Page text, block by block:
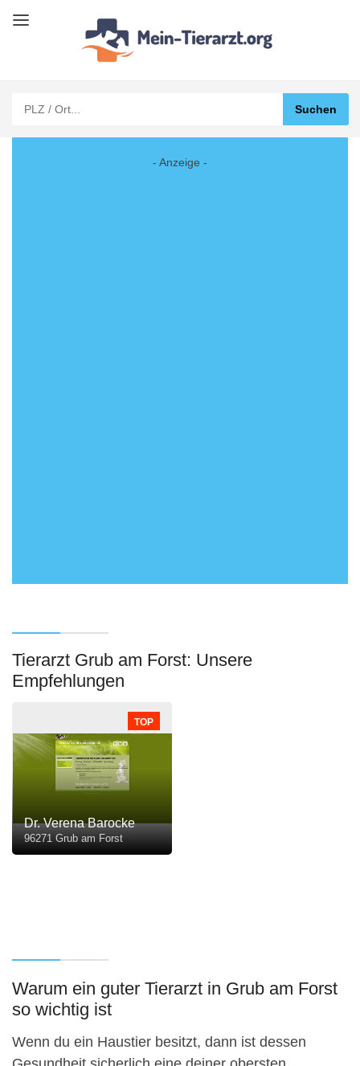
- Anzeige -
Tierarzt Grub am Forst: Unsere
Empfehlungen
TOP
Dr. Verena Barocke
96271 Grub am Forst
Warum ein guter Tierarzt in Grub am Forst
so wichtig ist
Wenn du ein Haustier besitzt, dann ist dessen